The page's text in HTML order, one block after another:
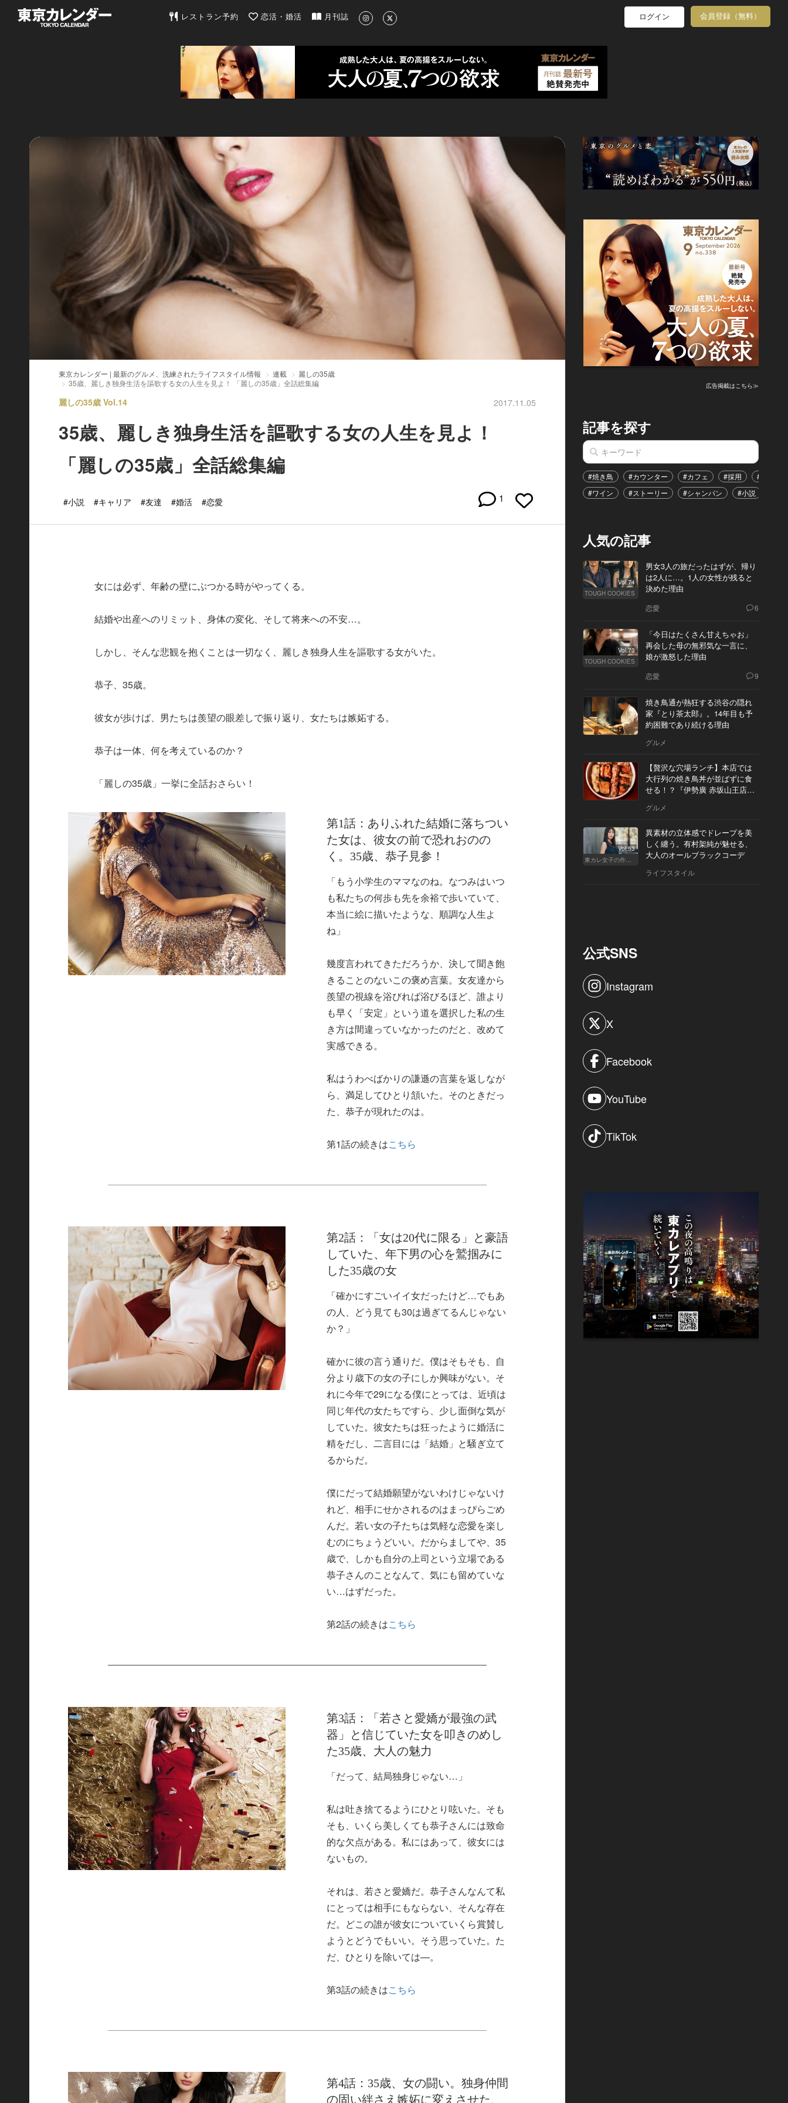
東京カレンダー | 最新のグルメ、洗練されたライフスタイル情報
レストラン予約 恋活・婚活 月刊誌 ログイン 会員登録（無料）
東京カレンダー | 最新のグルメ、洗練されたライフスタイル情報 連載
麗しの35歳
35歳、麗しき独身生活を謳歌する女の人生を見よ！ 「麗しの35歳」全話総集編
麗しの35歳 Vol.14 2017.11.05
35歳、麗しき独身生活を謳歌する女の人生を見よ！
「麗しの35歳」全話総集編
#小説 #キャリア #友達 #婚活 #恋愛 1
女には必ず、年齢の壁にぶつかる時がやってくる。
結婚や出産へのリミット、身体の変化、そして将来への不安…。
しかし、そんな悲観を抱くことは一切なく、麗しき独身人生を謳歌する女がいた。
恭子、35歳。
彼女が歩けば、男たちは羨望の眼差しで振り返り、女たちは嫉妬する。
恭子は一体、何を考えているのか？
「麗しの35歳」一挙に全話おさらい！
第1話：ありふれた結婚に落ちつい
た女は、彼女の前で恐れおのの
く。35歳、恭子見参！
「もう小学生のママなのね。なつみはいつ
も私たちの何歩も先を余裕で歩いていて、
本当に絵に描いたような、順調な人生よ
ね」
幾度言われてきただろうか、決して聞き飽
きることのないこの褒め言葉。女友達から
羨望の視線を浴びれば浴びるほど、誰より
も早く「安定」という道を選択した私の生
き方は間違っていなかったのだと、改めて
実感できる。
私はうわべばかりの謙遜の言葉を返しなが
ら、満足してひとり頷いた。そのときだっ
た、恭子が現れたのは。
第1話の続きはこちら
第2話：「女は20代に限る」と豪語
していた、年下男の心を鷲掴みに
した35歳の女
「確かにすごいイイ女だったけど…でもあ
の人、どう見ても30は過ぎてるんじゃない
か？」
確かに彼の言う通りだ。僕はそもそも、自
分より歳下の女の子にしか興味がない。そ
れに今年で29になる僕にとっては、近頃は
同じ年代の女たちですら、少し面倒な気が
していた。彼女たちは狂ったように婚活に
精をだし、二言目には「結婚」と騒ぎ立て
るからだ。
僕にだって結婚願望がないわけじゃないけ
れど、相手にせかされるのはまっぴらごめ
んだ。若い女の子たちは気軽な恋愛を楽し
むのにちょうどいい。だからましてや、35
歳で、しかも自分の上司という立場である
恭子さんのことなんて、気にも留めていな
い…はずだった。
第2話の続きはこちら
第3話：「若さと愛嬌が最強の武
器」と信じていた女を叩きのめし
た35歳、大人の魅力
「だって、結局独身じゃない…」
私は吐き捨てるようにひとり呟いた。そも
そも、いくら美しくても恭子さんには致命
的な欠点がある。私にはあって、彼女には
ないもの。
それは、若さと愛嬌だ。恭子さんなんて私
にとっては相手にもならない、そんな存在
だ。どこの誰が彼女についていくら賞賛し
ようとどうでもいい。そう思っていた。た
だ、ひとりを除いては—。
第3話の続きはこちら
第4話：35歳、女の闘い。独身仲間
の固い絆さえ嫉妬に変えさせた、
広告掲載はこちら≫
記事を探す
#焼き鳥 #カウンター #カフェ #採用
#恋愛
#ワイン
#ストーリー #シャンパン #小説
人気の記事
Vol.74
TOUGH COOKIES
男女3人の旅だったはずが、帰り
は2人に…。1人の女性が残ると
決めた理由
恋愛 6
Vol.73
TOUGH COOKIES
「今日はたくさん甘えちゃお」
再会した母の無邪気な一言に、
娘が激怒した理由
恋愛 9
焼き鳥通が熱狂する渋谷の隠れ
家『とり茶太郎』。14年目も予
約困難であり続ける理由
グルメ
【贅沢な穴場ランチ】本店では
大行列の焼き鳥丼が並ばずに食
せる！？『伊勢廣 赤坂山王店』
グルメ
Vol.53
東カレ女子の作り方
異素材の立体感でドレープを美
しく纏う。有村架純が魅せる、
大人のオールブラックコーデ
ライフスタイル
公式SNS
Instagram
X
Facebook
YouTube
TikTok